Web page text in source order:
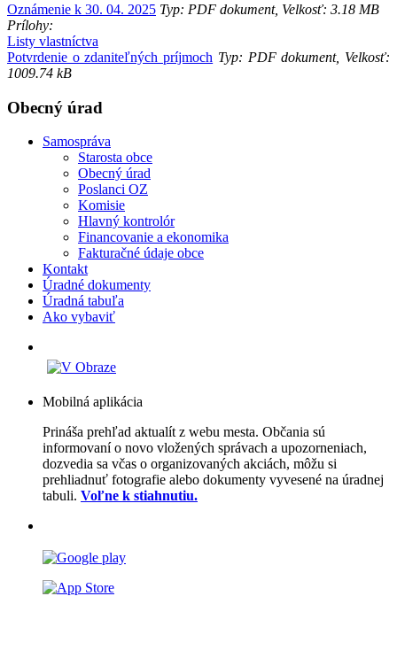
Oznámenie k 30. 04. 2025 Typ: PDF dokument, Velkosť: 3.18 MB
Prílohy:
Listy vlastníctva
Potvrdenie o zdaniteľných príjmoch Typ: PDF dokument, Velkosť:
1009.74 kB
Obecný úrad
Samospráva
Starosta obce
Obecný úrad
Poslanci OZ
Komisie
Hlavný kontrolór
Financovanie a ekonomika
Fakturačné údaje obce
Kontakt
Úradné dokumenty
Úradná tabuľa
Ako vybaviť
Mobilná aplikácia
Prináša prehľad aktualít z webu mesta. Občania sú
informovaní o novo vložených správach a upozorneniach,
dozvedia sa včas o organizovaných akciách, môžu si
prehliadnuť fotografie alebo dokumenty vyvesené na úradnej
tabuli. Voľne k stiahnutiu.